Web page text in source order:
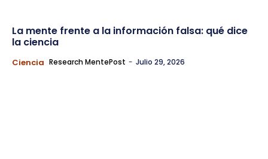
La mente frente a la información falsa: qué dice
la ciencia
Ciencia Research MentePost - Julio 29, 2026